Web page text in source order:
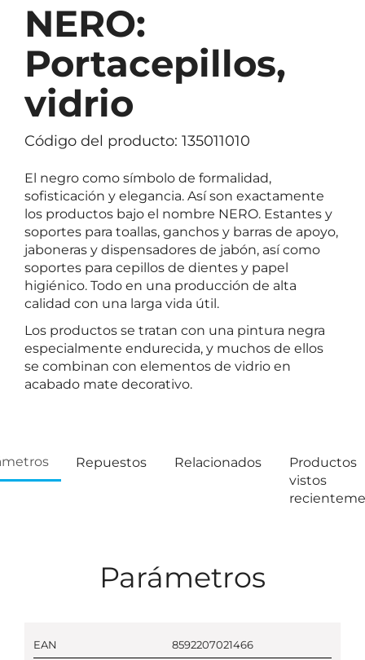
NERO:
Portacepillos,
vidrio
Código del producto: 135011010
El negro como símbolo de formalidad,
sofisticación y elegancia. Así son exactamente
los productos bajo el nombre NERO. Estantes y
soportes para toallas, ganchos y barras de apoyo,
jaboneras y dispensadores de jabón, así como
soportes para cepillos de dientes y papel
higiénico. Todo en una producción de alta
calidad con una larga vida útil.
Los productos se tratan con una pintura negra
especialmente endurecida, y muchos de ellos
se combinan con elementos de vidrio en
acabado mate decorativo.
Repuestos Relacionados
Productos
vistos
Parámetros
EAN 8592207021466